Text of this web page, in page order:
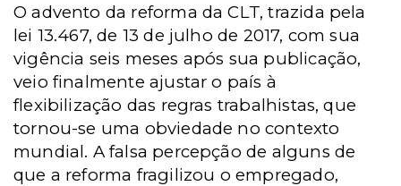
O advento da reforma da CLT, trazida pela
lei 13.467, de 13 de julho de 2017, com sua
vigência seis meses após sua publicação,
veio finalmente ajustar o país à
flexibilização das regras trabalhistas, que
tornou-se uma obviedade no contexto
mundial. A falsa percepção de alguns de
que a reforma fragilizou o empregado,